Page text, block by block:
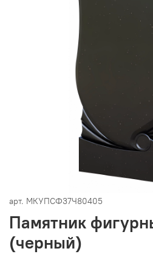
арт. МКУПСФ37Ч80405
Памятник
(черный)